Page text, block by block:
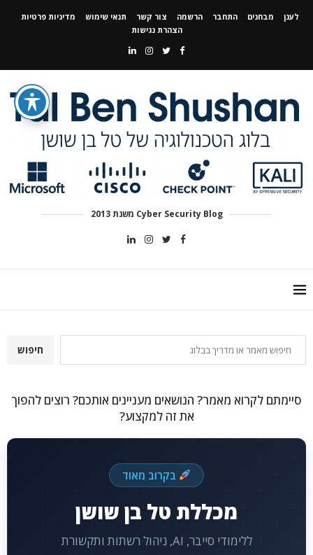
לענן מבחנים התחבר הרשמה צור קשר תנאי שימוש
מדיניות פרטיות
הצהרת נגישות
Cyber Security Blog משנת 2013
חיפוש
סיימתם לקרוא מאמר? הנושאים מעניינים אותכם? רוצים להפוך
את זה למקצוע?
בקרוב מאוד
מכללת טל בן שושן
ללימודי סייבר, AI, ניהול רשתות ותקשורת